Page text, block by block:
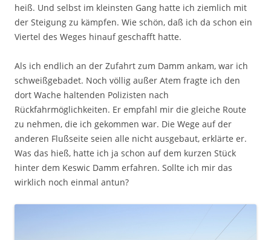
heiß. Und selbst im kleinsten Gang hatte ich ziemlich mit
der Steigung zu kämpfen. Wie schön, daß ich da schon ein
Viertel des Weges hinauf geschafft hatte.
Als ich endlich an der Zufahrt zum Damm ankam, war ich
schweißgebadet. Noch völlig außer Atem fragte ich den
dort Wache haltenden Polizisten nach
Rückfahrmöglichkeiten. Er empfahl mir die gleiche Route
zu nehmen, die ich gekommen war. Die Wege auf der
anderen Flußseite seien alle nicht ausgebaut, erklärte er.
Was das hieß, hatte ich ja schon auf dem kurzen Stück
hinter dem Keswic Damm erfahren. Sollte ich mir das
wirklich noch einmal antun?